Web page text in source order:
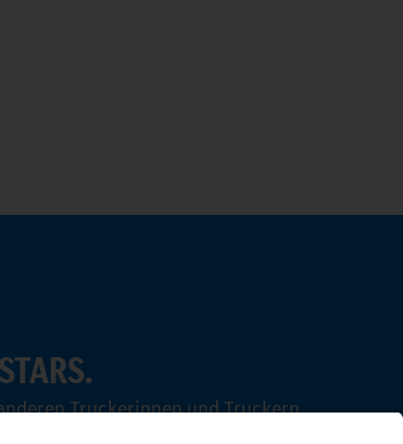
Truckerinnen und Truckern